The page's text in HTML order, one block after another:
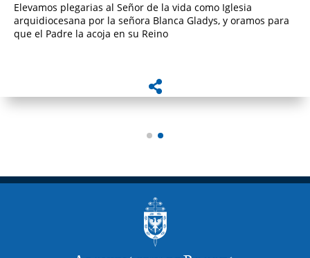
Elevamos plegarias al Señor de la vida como Iglesia
arquidiocesana por la señora Blanca Gladys, y oramos para
que el Padre la acoja en su Reino